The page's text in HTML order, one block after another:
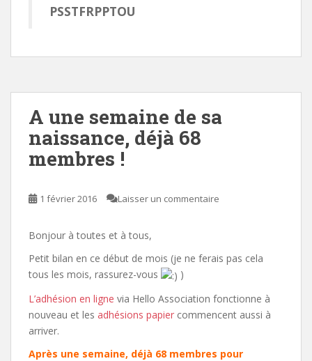
PSSTFRPPTOU
A une semaine de sa
naissance, déjà 68
membres !
1 février 2016 Laisser un commentaire
Bonjour à toutes et à tous,
Petit bilan en ce début de mois (je ne ferais pas cela
tous les mois, rassurez-vous
)
L’adhésion en ligne via Hello Association fonctionne à
nouveau et les adhésions papier commencent aussi à
arriver.
Après une semaine, déjà 68 membres pour